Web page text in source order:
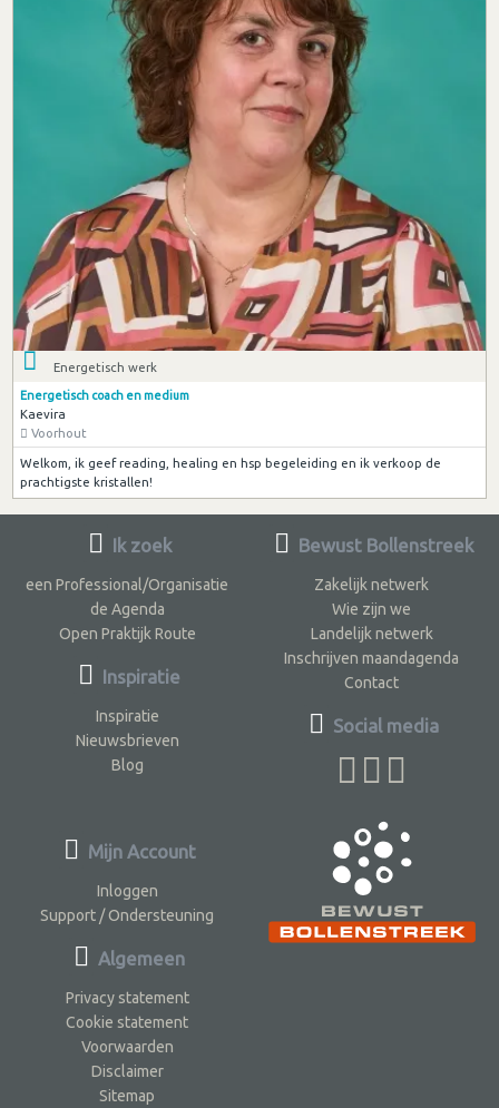
Energetisch werk
Energetisch coach en medium
Kaevira
Voorhout
Welkom, ik geef reading, healing en hsp begeleiding en ik verkoop de
prachtigste kristallen!
Ik zoek
een Professional/Organisatie
de Agenda
Open Praktijk Route
Inspiratie
Inspiratie
Nieuwsbrieven
Blog
Bewust Bollenstreek
Zakelijk netwerk
Wie zijn we
Landelijk netwerk
Inschrijven maandagenda
Contact
Social media
Mijn Account
Inloggen
Support / Ondersteuning
Algemeen
Privacy statement
Cookie statement
Voorwaarden
Disclaimer
Sitemap